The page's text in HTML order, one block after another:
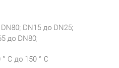
DN15 до DN25;
до DN80;
C до 150 ° С